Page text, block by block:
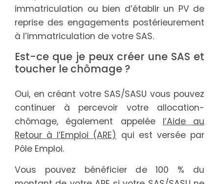
immatriculation ou bien d’établir un PV de
reprise des engagements postérieurement
à l’immatriculation de votre SAS.
Est-ce que je peux créer une SAS et
toucher le chômage ?
Oui, en créant votre SAS/SASU vous pouvez
continuer à percevoir votre allocation-
chômage, également appelée l’Aide au
Retour à l’Emploi (ARE) qui est versée par
Pôle Emploi.
Vous pouvez bénéficier de 100 % du